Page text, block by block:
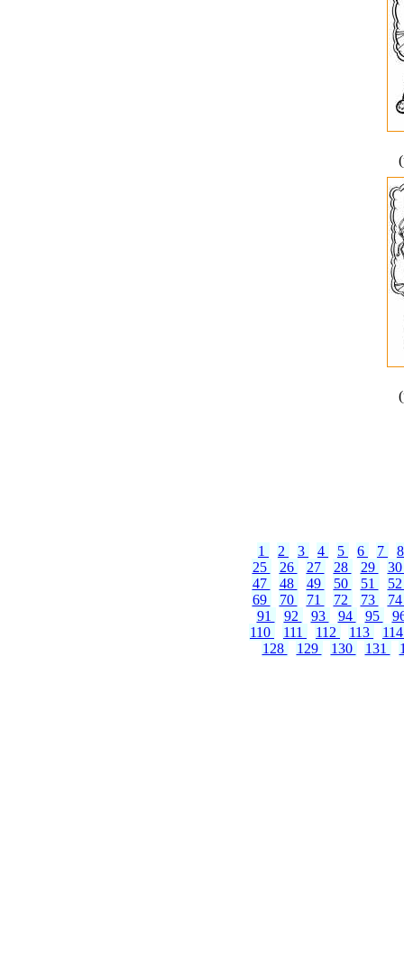
1 2 3 4 5 6 7
25
26 27 28 29
47
48 49 50 51
69
70 71 72 73
91
92 93 94 95
110
111 112 113
128
129 130 131